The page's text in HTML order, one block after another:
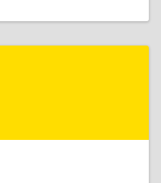
г, Маяковского